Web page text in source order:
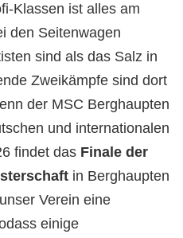
Klassen ist alles am
den Seitenwagen
sind als das Salz in
Zweikämpfe sind dort
der MSC Berghaupten
und internationalen
findet das Finale der
in Berghaupten
Verein eine
einige